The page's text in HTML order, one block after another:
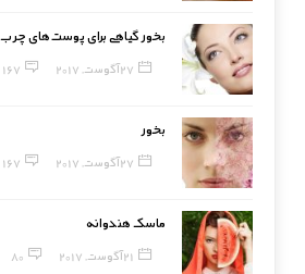
بخور گیاهی برای پوست‌های چرب
27 آگوست, 2017 167
بخور
27 آگوست, 2017 167
ماسک هندوانه
21 آگوست, 2017 80